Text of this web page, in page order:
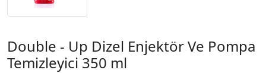
Double - Up Dizel Enjektör Ve Pompa
Temizleyici 350 ml